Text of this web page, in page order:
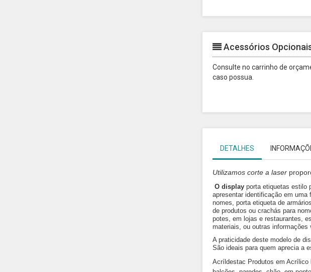
Acessórios
Consulte no carrinho de
caso possua.
DETALHES
Utilizamos corte a laser
O display porta etiquetas estilo
apresentar identificação em
nomes, porta etiqueta de
de produtos ou crachás para
potes, em lojas e restaurantes,
materiais, ou outras
A praticidade deste modelo de
São ideais para quem aprecia a
Acríldestac Produtos em Acrílico